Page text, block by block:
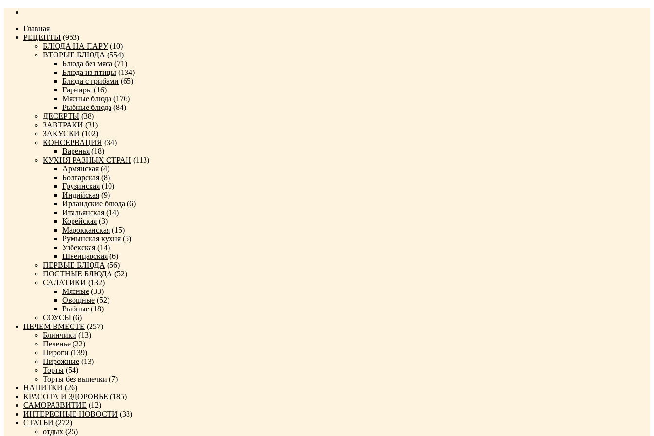
Главная
РЕЦЕПТЫ (953)
БЛЮДА НА ПАРУ(10)
ВТОРЫЕ БЛЮДА (554)
Блюда без мяса (71)
Блюда из птицы (134)
Блюда с грибами (65)
Гарниры (16)
Мясные блюда (176)
Рыбные блюда (84)
ДЕСЕРТЫ (38)
ЗАВТРАКИ (31)
ЗАКУСКИ (102)
КОНСЕРВАЦИЯ (34)
Варенья (18)
КУХНЯ РАЗНЫХ СТРАН (113)
Армянская (4)
Болгарская (8)
Грузинская (10)
Индийская (9)
Ирландские блюда (6)
Итальянская (14)
Корейская (3)
Марокканская (15)
Румынская кухня (5)
Узбекская (14)
Швейцарская (6)
ПЕРВЫЕ БЛЮДА (56)
ПОСТНЫЕ БЛЮДА (52)
САЛАТИКИ (132)
Мясные (33)
Овощные (52)
Рыбные (18)
СОУСЫ (6)
ПЕЧЕМ ВМЕСТЕ (257)
Блинчики (13)
Печенье (22)
Пироги (139)
Пирожные (13)
Торты (54)
Торты без выпечки (7)
НАПИТКИ (26)
КРАСОТА И ЗДОРОВЬЕ (185)
САМОРАЗВИТИЕ (12)
ИНТЕРЕСНЫЕ НОВОСТИ (38)
СТАТЬИ (272)
отдых (25)